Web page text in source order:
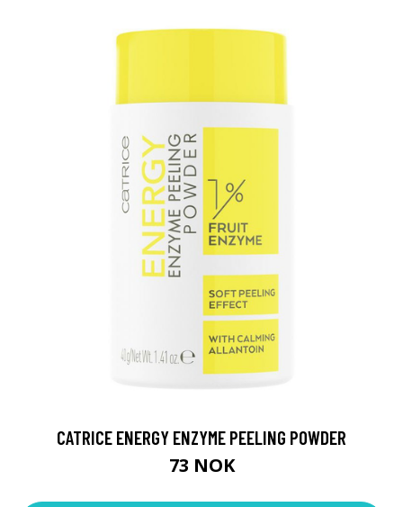
CATRICE ENERGY ENZYME PEELING POWDER
73 NOK